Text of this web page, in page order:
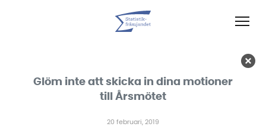
Glöm inte att skicka in dina motioner
till Årsmötet
20 februari, 2019